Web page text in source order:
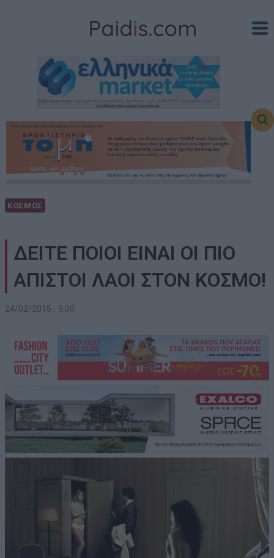
ΚΟΣΜΟΣ
ΔΕΙΤΕ ΠΟΙΟΙ ΕΙΝΑΙ ΟΙ ΠΙΟ
ΑΠΙΣΤΟΙ ΛΑΟΙ ΣΤΟΝ ΚΟΣΜΟ!
24/02/2015 , 9:00